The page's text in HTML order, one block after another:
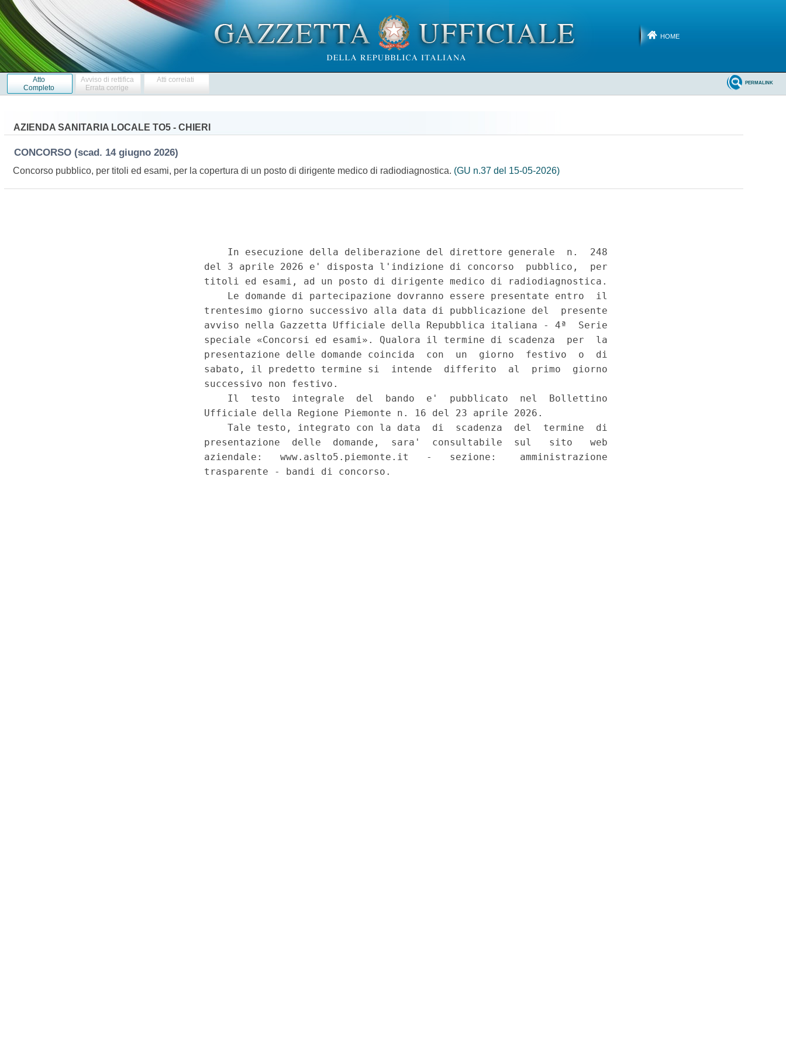
HOME
Atto
Completo
Avviso di rettifica
Errata corrige
Atti correlati PERMALINK
AZIENDA SANITARIA LOCALE TO5 - CHIERI
CONCORSO (scad. 14 giugno 2026)
Concorso pubblico, per titoli ed esami, per la copertura di un posto di dirigente medico di radiodiagnostica. (GU n.37 del 15-05-2026)